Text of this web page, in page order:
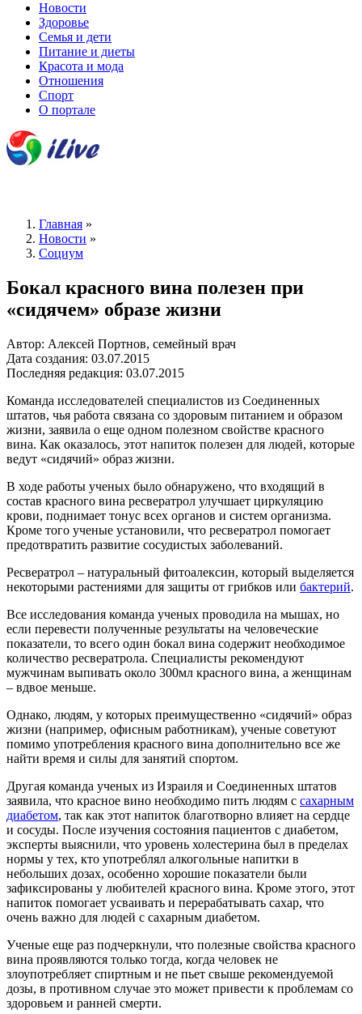
Новости
Здоровье
Семья и дети
Питание и диеты
Красота и мода
Отношения
Спорт
О портале
Главная »
Новости »
Социум
Бокал красного вина полезен при
«сидячем» образе жизни
Автор: Алексей Портнов, семейный врач
Дата создания: 03.07.2015
Последняя редакция: 03.07.2015
Команда исследователей специалистов из Соединенных
штатов, чья работа связана со здоровым питанием и образом
жизни, заявила о еще одном полезном свойстве красного
вина. Как оказалось, этот напиток полезен для людей, которые
ведут «сидячий» образ жизни.
В ходе работы ученых было обнаружено, что входящий в
состав красного вина ресвератрол улучшает циркуляцию
крови, поднимает тонус всех органов и систем организма.
Кроме того ученые установили, что ресвератрол помогает
предотвратить развитие сосудистых заболеваний.
Ресвератрол – натуральный фитоалексин, который выделяется
некоторыми растениями для защиты от грибков или бактерий.
Все исследования команда ученых проводила на мышах, но
если перевести полученные результаты на человеческие
показатели, то всего один бокал вина содержит необходимое
количество ресвератрола. Специалисты рекомендуют
мужчинам выпивать около 300мл красного вина, а женщинам
– вдвое меньше.
Однако, людям, у которых преимущественно «сидячий» образ
жизни (например, офисным работникам), ученые советуют
помимо употребления красного вина дополнительно все же
найти время и силы для занятий спортом.
Другая команда ученых из Израиля и Соединенных штатов
заявила, что красное вино необходимо пить людям с сахарным
диабетом, так как этот напиток благотворно влияет на сердце
и сосуды. После изучения состояния пациентов с диабетом,
эксперты выяснили, что уровень холестерина был в пределах
нормы у тех, кто употреблял алкогольные напитки в
небольших дозах, особенно хорошие показатели были
зафиксированы у любителей красного вина. Кроме этого, этот
напиток помогает усваивать и перерабатывать сахар, что
очень важно для людей с сахарным диабетом.
Ученые еще раз подчеркнули, что полезные свойства красного
вина проявляются только тогда, когда человек не
злоупотребляет спиртным и не пьет свыше рекомендуемой
дозы, в противном случае это может привести к проблемам со
здоровьем и ранней смерти.